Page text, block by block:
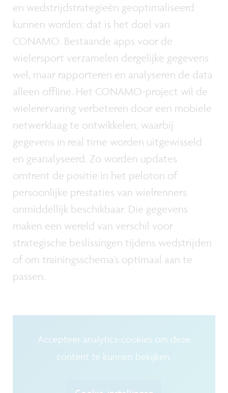
en wedstrijdstrategieën geoptimaliseerd
kunnen worden: dat is het doel van
CONAMO. Bestaande apps voor de
wielersport verzamelen dergelijke gegevens
wel, maar rapporteren en analyseren de data
alleen offline. Het CONAMO-project wil de
wielerervaring verbeteren door een mobiele
netwerklaag te ontwikkelen, waarbij
gegevens in real time worden uitgewisseld
en geanalyseerd. Zo worden updates
omtrent de positie in het peloton of
persoonlijke prestaties van wielrenners
onmiddellijk beschikbaar. Die gegevens
maken een wereld van verschil voor
strategische beslissingen tijdens wedstrijden
of om trainingsschema’s optimaal aan te
passen.
Accepteer analytics-cookies om deze
content te kunnen bekijken.